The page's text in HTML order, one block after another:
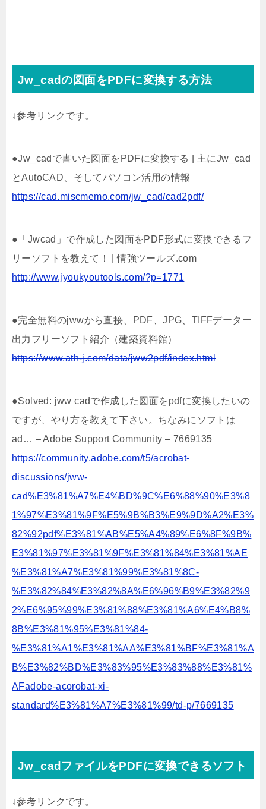
Jw_cadの図面をPDFに変換する方法
↓参考リンクです。
●Jw_cadで書いた図面をPDFに変換する | 主にJw_cad
とAutoCAD、そしてパソコン活用の情報
https://cad.miscmemo.com/jw_cad/cad2pdf/
●「Jwcad」で作成した図面をPDF形式に変換できるフ
リーソフトを教えて！ | 情強ツールズ.com
http://www.jyoukyoutools.com/?p=1771
●完全無料のjwwから直接、PDF、JPG、TIFFデーター
出力フリーソフト紹介（建築資料館）
https://www.ath-j.com/data/jww2pdf/index.html
●Solved: jww cadで作成した図面をpdfに変換したいの
ですが、やり方を教えて下さい。ちなみにソフトは
ad… – Adobe Support Community – 7669135
https://community.adobe.com/t5/acrobat-
discussions/jww-
cad%E3%81%A7%E4%BD%9C%E6%88%90%E3%8
1%97%E3%81%9F%E5%9B%B3%E9%9D%A2%E3%
82%92pdf%E3%81%AB%E5%A4%89%E6%8F%9B%
E3%81%97%E3%81%9F%E3%81%84%E3%81%AE
%E3%81%A7%E3%81%99%E3%81%8C-
%E3%82%84%E3%82%8A%E6%96%B9%E3%82%9
2%E6%95%99%E3%81%88%E3%81%A6%E4%B8%
8B%E3%81%95%E3%81%84-
%E3%81%A1%E3%81%AA%E3%81%BF%E3%81%A
B%E3%82%BD%E3%83%95%E3%83%88%E3%81%
AFadobe-acorobat-xi-
standard%E3%81%A7%E3%81%99/td-p/7669135
Jw_cadファイルをPDFに変換できるソフト
↓参考リンクです。